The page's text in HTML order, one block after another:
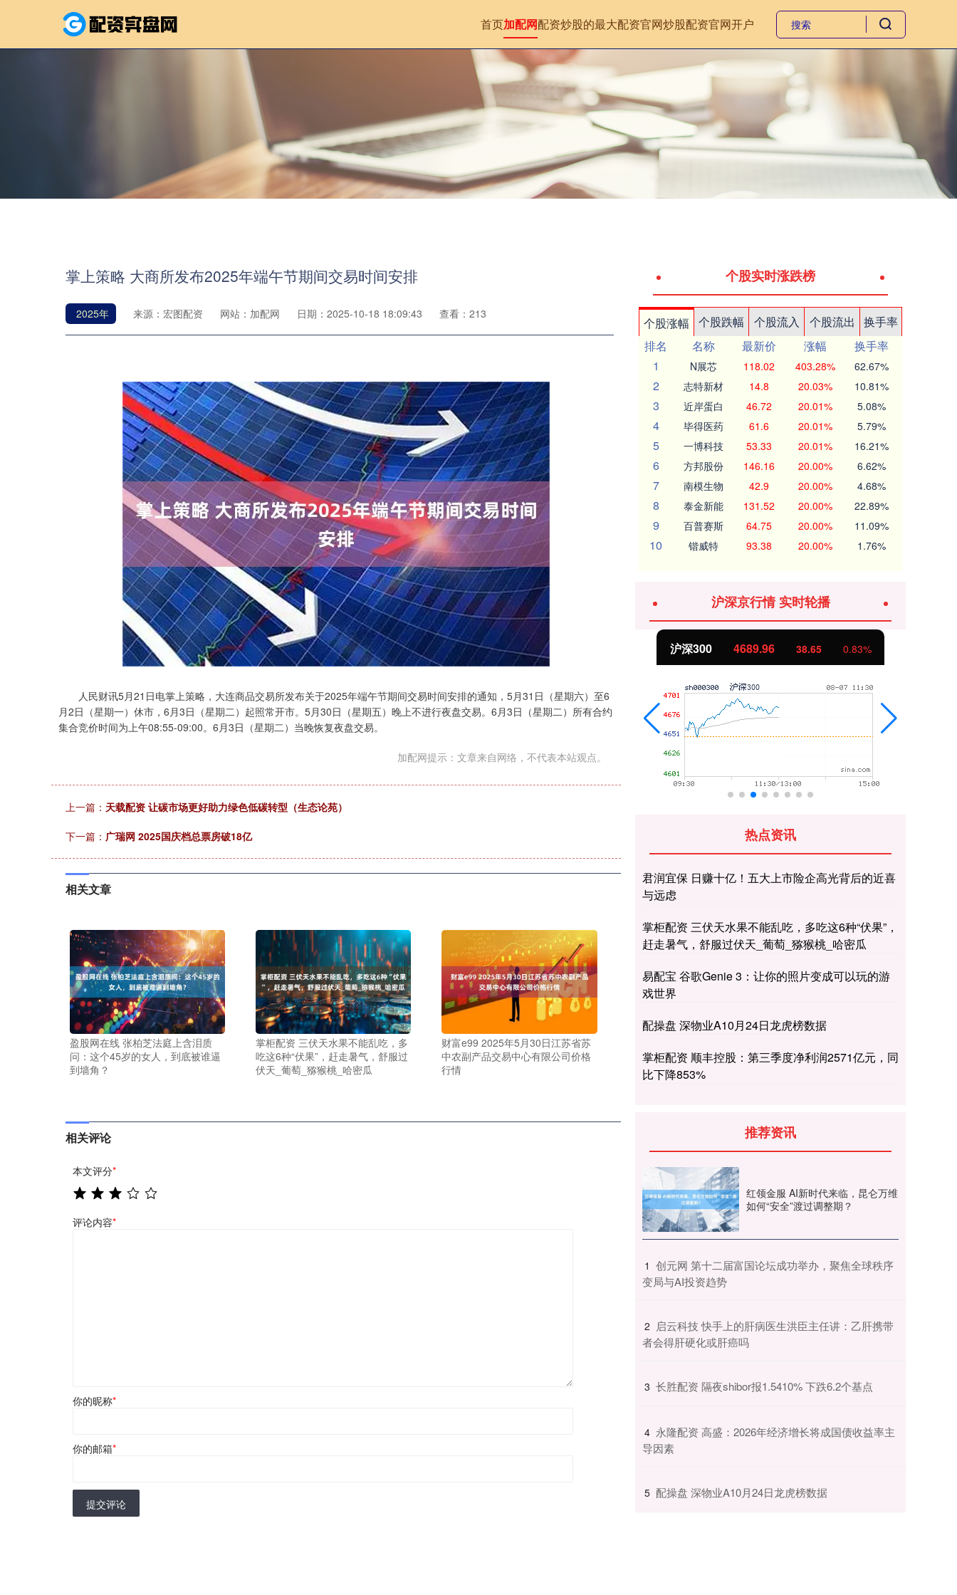
首页加配网配资炒股的最大配资官网炒股配资官网开户
掌上策略 大商所发布2025年端午节期间交易时间安排
2025年 来源：宏图配资 网站：加配网 日期：2025-10-18 18:09:43 查看：213
人民财讯5月21日电掌上策略，大连商品交易所发布关于2025年端午节期间交易时间安排的通知，5月31日（星期六）至6
月2日（星期一）休市，6月3日（星期二）起照常开市。5月30日（星期五）晚上不进行夜盘交易。6月3日（星期二）所有合约
集合竞价时间为上午08:55-09:00。6月3日（星期二）当晚恢复夜盘交易。
加配网提示：文章来自网络，不代表本站观点。
上一篇： 天载配资 让碳市场更好助力绿色低碳转型（生态论苑）
下一篇： 广瑞网 2025国庆档总票房破18亿
相关文章
盈股网在线 张柏芝法庭上含泪质
问：这个45岁的女人，到底被谁逼
到墙角？
掌柜配资 三伏天水果不能乱吃，多
吃这6种“伏果”，赶走暑气，舒服过
伏天_葡萄_猕猴桃_哈密瓜
财富e99 2025年5月30日江苏省苏
中农副产品交易中心有限公司价格
行情
相关评论
本文评分*
评论内容*
你的昵称*
你的邮箱*
提交评论
个股实时涨跌榜
个股涨幅 个股跌幅 个股流入 个股流出
换手率
排名
名称 最新价 涨幅
换手率
1
N展芯 118.02 403.28% 62.67%
2 志特新材 14.8 20.03% 10.81%
3 近岸蛋白 46.72 20.01% 5.08%
4 毕得医药 61.6 20.01% 5.79%
5 一博科技 53.33 20.01% 16.21%
6 方邦股份 146.16 20.00% 6.62%
7 南模生物 42.9 20.00% 4.68%
8 泰金新能 131.52 20.00% 22.89%
9 百普赛斯 64.75 20.00% 11.09%
10 锴威特 93.38 20.00% 1.76%
沪深京行情 实时轮播
深证成指 14295.08 184.96 1.31% 沪深300 4689.96 38.65 北证50 1129.72 6.84 0.61%
热点资讯
君润宜保 日赚十亿！五大上市险企高光背后的近喜
与远虑
掌柜配资 三伏天水果不能乱吃，多吃这6种“伏果”，
赶走暑气，舒服过伏天_葡萄_猕猴桃_哈密瓜
易配宝 谷歌Genie 3：让你的照片变成可以玩的游
戏世界
配操盘 深物业A10月24日龙虎榜数据
掌柜配资 顺丰控股：第三季度净利润2571亿元，同
比下降853%
推荐资讯
红领金服 AI新时代来临，昆仑万维
如何“安全”渡过调整期？
1 ​创元网 第十二届富国论坛成功举办，聚焦全球秩序
变局与AI投资趋势
2 ​启云科技 快手上的肝病医生洪臣主任讲：乙肝携带
者会得肝硬化或肝癌吗
3 ​长胜配资 隔夜shibor报1.5410% 下跌6.2个基点
4 ​永隆配资 高盛：2026年经济增长将成国债收益率主
导因素
5 ​配操盘 深物业A10月24日龙虎榜数据